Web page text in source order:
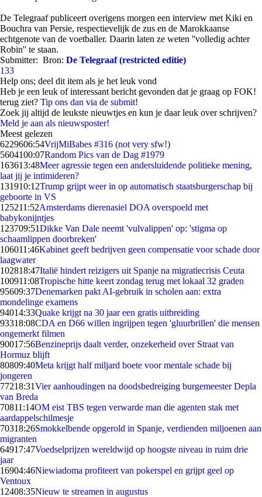
De Telegraaf publiceert overigens morgen een interview met Kiki en
Bouchra van Persie, respectievelijk de zus en de Marokkaanse
echtgenote van de voetballer. Daarin laten ze weten ''volledig achter
Robin'' te staan.
Submitter: Bron: De Telegraaf (restricted editie)
133
Help ons; deel dit item als je het leuk vond
Heb je een leuk of interessant bericht gevonden dat je graag op FOK!
terug ziet? Tip ons dan via de submit!
Zoek jij altijd de leukste nieuwtjes en kun je daar leuk over schrijven?
Meld je aan als nieuwsposter!
Meest gelezen
6229606:54VrijMiBabes #316 (not very sfw!)
5604100:07Random Pics van de Dag #1979
163613:48Meer agressie tegen een andersluidende politieke mening,
laat jij je intimideren?
131910:12Trump grijpt weer in op automatisch staatsburgerschap bij
geboorte in VS
125211:52Amsterdams dierenasiel DOA overspoeld met
babykonijntjes
123709:51Dikke Van Dale neemt 'vulvalippen' op: 'stigma op
schaamlippen doorbreken'
106011:46Kabinet geeft bedrijven geen compensatie voor schade door
laagwater
102818:47Italië hindert reizigers uit Spanje na migratiecrisis Ceuta
100911:08Tropische hitte keert zondag terug met lokaal 32 graden
95609:37Denemarken pakt AI-gebruik in scholen aan: extra
mondelinge examens
94014:33Quake krijgt na 30 jaar een gratis uitbreiding
93318:08CDA en D66 willen ingrijpen tegen 'gluurbrillen' die mensen
ongemerkt filmen
90017:56Benzineprijs daalt verder, onzekerheid over Straat van
Hormuz blijft
80809:40Meta krijgt half miljard boete voor mentale schade bij
jongeren
77218:31Vier aanhoudingen na doodsbedreiging burgemeester Depla
van Breda
70811:14OM eist TBS tegen verwarde man die agenten stak met
aardappelschilmesje
70318:26Smokkelbende opgerold in Spanje, verdienden miljoenen aan
migranten
64917:47Voedselprijzen wereldwijd op hoogste niveau in ruim drie
jaar
16904:46Niewiadoma profiteert van pokerspel en grijpt geel op
Ventoux
12408:35Nieuw te streamen in augustus